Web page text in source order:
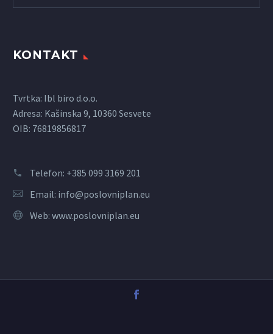
KONTAKT
Tvrtka: Ibl biro d.o.o.
Adresa: Kašinska 9, 10360 Sesvete
OIB: 76819856817
Telefon: +385 099 3169 201
Email: info@poslovniplan.eu
Web: www.poslovniplan.eu